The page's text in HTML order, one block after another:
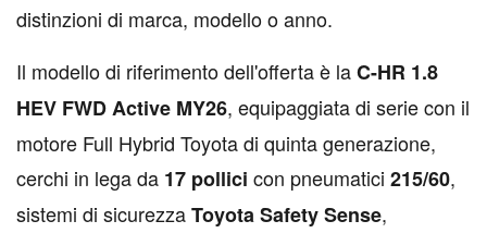
distinzioni di marca, modello o anno.
Il modello di riferimento dell'offerta è laC-HR 1.8
HEV FWD Active MY26, equipaggiata di serie con il
motore Full Hybrid Toyota di quinta generazione,
cerchi in lega da 17 pollici con pneumatici 215/60,
sistemi di sicurezzaToyota Safety Sense,